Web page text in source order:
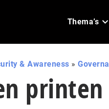
Thema’s
& Awareness »